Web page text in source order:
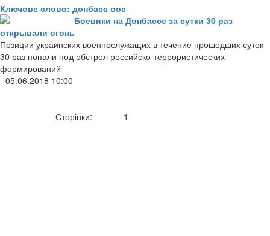
Ключове слово: донбасс оос
Боевики на Донбассе за сутки 30 раз
открывали огонь
Позиции украинских военнослужащих в течение прошедших суток
30 раз попали под обстрел российско-террористических
формирований
- 05.06.2018 10:00
Сторінки: 1